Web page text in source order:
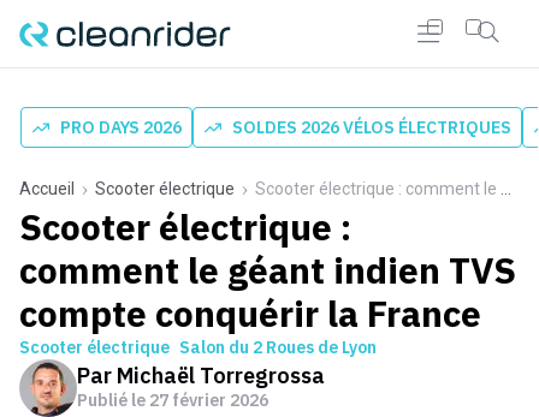
PRO DAYS 2026 SOLDES 2026 VÉLOS ÉLECTRIQUES
Accueil Scooter électrique Scooter électrique : comment le géant indien TVS compte conquérir la France
Scooter électrique :
comment le géant indien TVS
compte conquérir la France
Scooter électrique Salon du 2 Roues de Lyon
Par Michaël Torregrossa
Publié le 27 février 2026